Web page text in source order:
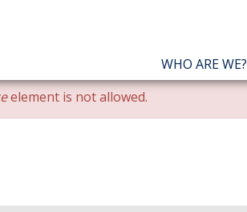
NAVIGATION
PRINCIPALE
WHO ARE WE?
element is not allowed.